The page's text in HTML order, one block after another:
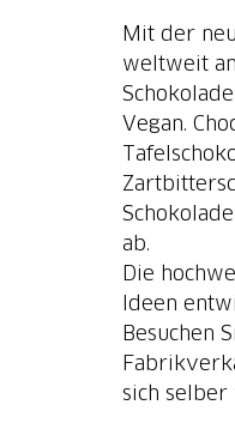
Mit der
weltweit
Vegan.
ab.
Die
Ideen
Besuchen
sich selber